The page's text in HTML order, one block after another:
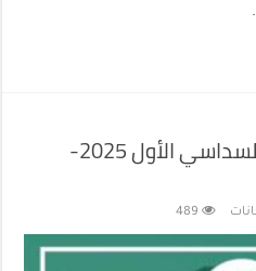
تذكير برزنامة إمتحانات السداسي الأول 2025-
489